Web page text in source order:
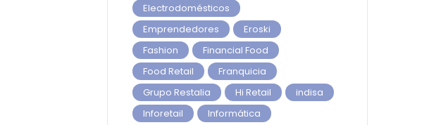
Electrodomésticos
Emprendedores
Eroski
Fashion
Financial Food
Food Retail
Franquicia
Grupo Restalia
Hi Retail
indisa
Inforetail
Informática